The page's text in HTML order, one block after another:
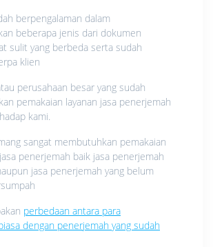
berpengalaman dalam
beberapa jenis dari dokumen
sulit yang berbeda serta sudah
klien
perusahaan besar yang sudah
pemakaian layanan jasa penerjemah
kami.
sangat membutuhkan pemakaian
penerjemah baik jasa penerjemah
jasa penerjemah yang belum
perbedaan antara para
dengan penerjemah yang sudah